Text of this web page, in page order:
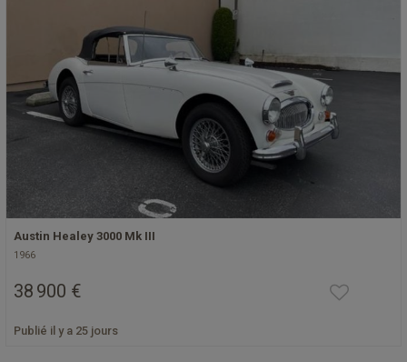
Austin Healey 3000 Mk III
1966
38 900 €
Publié il y a 25 jours